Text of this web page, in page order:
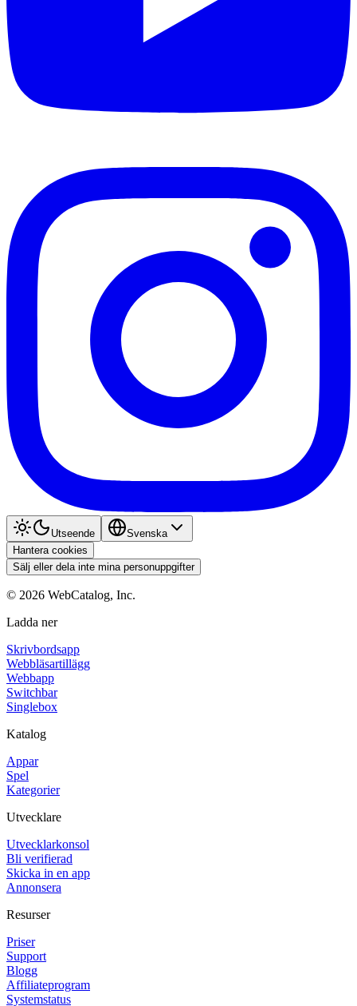
Utseende
Svenska
Hantera cookies
Sälj eller dela inte mina personuppgifter
© 2026 WebCatalog, Inc.
Ladda ner
Skrivbordsapp
Webbläsartillägg
Webbapp
Switchbar
Singlebox
Katalog
Appar
Spel
Kategorier
Utvecklare
Utvecklarkonsol
Bli verifierad
Skicka in en app
Annonsera
Resurser
Priser
Support
Blogg
Affiliateprogram
Systemstatus